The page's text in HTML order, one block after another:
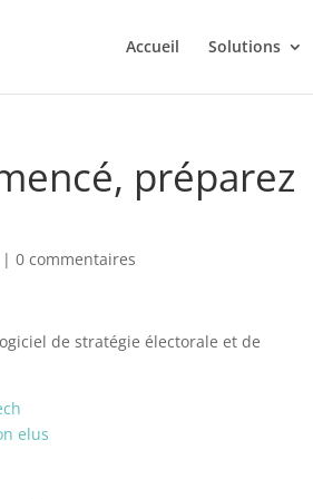
Accueil Solutions
préparez
|0 commentaires
de stratégie électorale et de